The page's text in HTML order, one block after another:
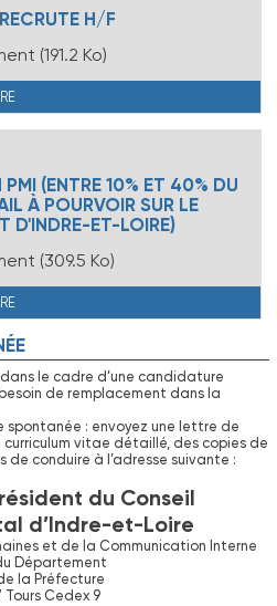
H/F
(191.2 Ko)
(ENTRE 10% ET 40% DU
À POURVOIR SUR LE
D'INDRE-ET-LOIRE)
(309.5 Ko)
le cadre d’une candidature
de remplacement dans la
spontanée : envoyez une lettre de
vitae détaillé, des copies de
conduire à l’adresse suivante :
du Conseil
d’Indre-et-Loire
et de la Communication Interne
Département
la Préfecture
Tours Cedex 9